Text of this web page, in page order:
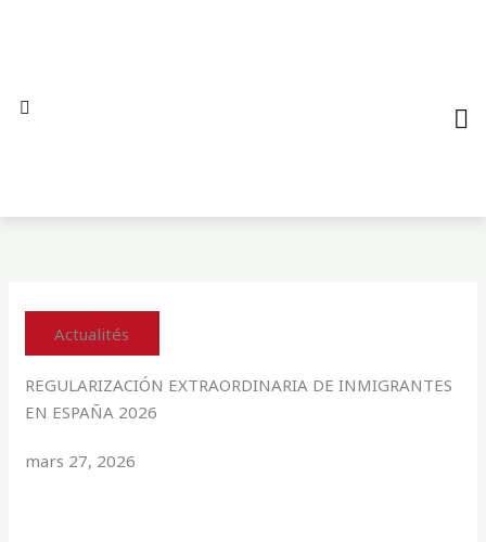
Actualités
REGULARIZACIÓN EXTRAORDINARIA DE INMIGRANTES
EN ESPAÑA 2026
mars 27, 2026